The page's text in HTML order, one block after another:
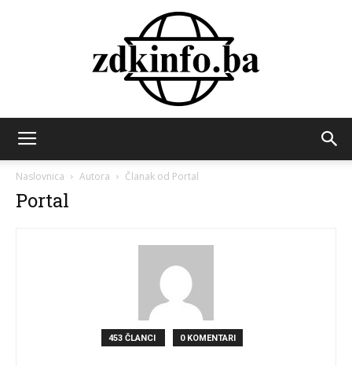
Naslovnica Autora Članak od Portal
Portal
453 ČLANCI 0 KOMENTARI